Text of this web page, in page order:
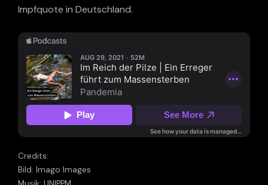
Impfquote in Deutschland.
Credits:
Bild: Imago Images